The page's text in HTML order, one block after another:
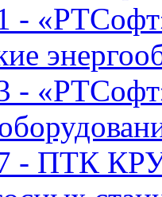
-
-
- ПТК